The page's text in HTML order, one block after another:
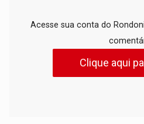
Acesse sua conta do
Clique aqui